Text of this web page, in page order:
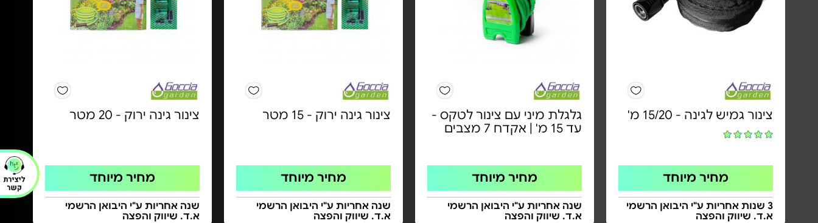
צינור גמיש לגינה - 15/20 מ'
מחיר מיוחד
3 שנות אחריות ע"י היבואן הרשמי
א.ד. שיווק והפצה
גלגלת מיני עם צינור לטקס -
עד 15 מ' | אקדח 7 מצבים
מחיר מיוחד
שנה אחריות ע"י היבואן הרשמי
א.ד. שיווק והפצה
צינור גינה ירוק - 15 מטר
מחיר מיוחד
שנה אחריות ע"י היבואן הרשמי
א.ד. שיווק והפצה
צינור גינה ירוק - 20 מטר
מחיר מיוחד
שנה אחריות ע"י היבואן הרשמי
א.ד. שיווק והפצה